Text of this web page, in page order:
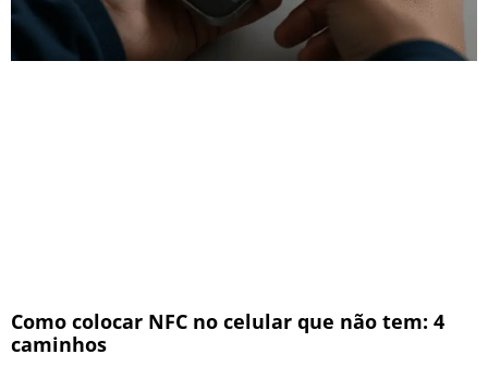
Como colocar NFC no celular que não tem: 4
caminhos